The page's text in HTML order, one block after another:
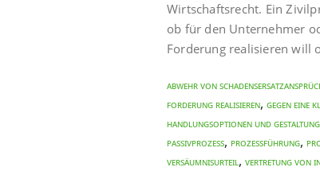
Wirtschaftsrecht. Ein
ob für den Unternehmer
Forderung realisieren will
Abwehr von
Forderung realisieren, gegen eine
Handlungsoptionen und
Passivprozess, Prozessführung,
Versäumnisurteil, Vertretung von